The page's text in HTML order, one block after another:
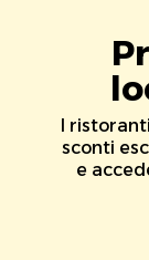
I
sconti
e